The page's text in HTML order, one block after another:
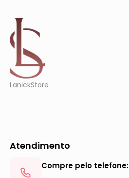
LanickStore
Atendimento
Compre pelo telefone: